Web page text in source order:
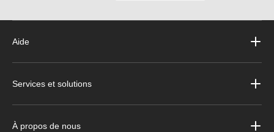
Aide
Services et solutions
À propos de nous